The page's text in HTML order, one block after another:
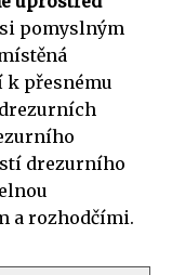
pomyslným
k přesnému
drezurního
a rozhodčími.